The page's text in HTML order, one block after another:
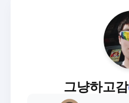
그냥하고감